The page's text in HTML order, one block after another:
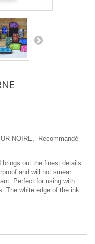
NOIRE, Recommandé
brings out the finest details.
and will not smear.
Perfect for using with
The white edge of the ink